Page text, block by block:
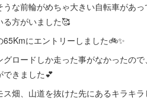
な前輪がめちゃ大きい自転車があ
る方がいました🥰
にエントリーしました🚲✨
ロードしか走った事がなかったの
できました💕
畑、山道を抜けた先にあるキラキラ